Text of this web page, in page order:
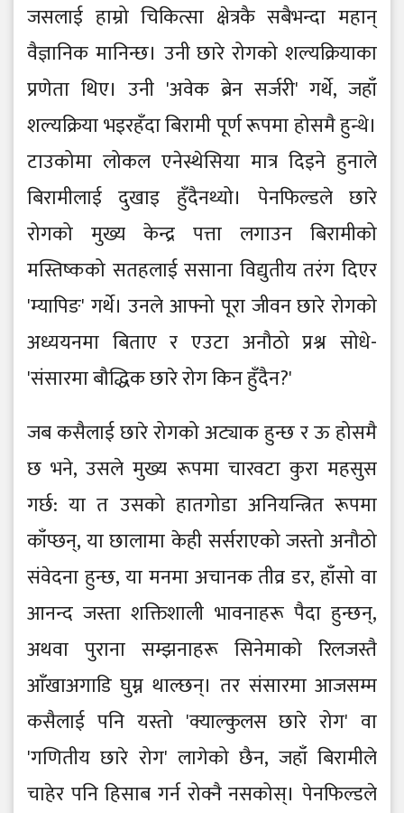
जसलाई हाम्रो चिकित्सा क्षेत्रकै सबैभन्दा महान्
वैज्ञानिक मानिन्छ। उनी छारे रोगको शल्यक्रियाका
प्रणेता थिए। उनी 'अवेक ब्रेन सर्जरी' गर्थे, जहाँ
शल्यक्रिया भइरहँदा बिरामी पूर्ण रूपमा होसमै हुन्थे।
टाउकोमा लोकल एनेस्थेसिया मात्र दिइने हुनाले
बिरामीलाई दुखाइ हुँदैनथ्यो। पेनफिल्डले छारे
रोगको मुख्य केन्द्र पत्ता लगाउन बिरामीको
मस्तिष्कको सतहलाई ससाना विद्युतीय तरंग दिएर
'म्यापिङ' गर्थे। उनले आफ्नो पूरा जीवन छारे रोगको
अध्ययनमा बिताए र एउटा अनौठो प्रश्न सोधे-
'संसारमा बौद्धिक छारे रोग किन हुँदैन?'
जब कसैलाई छारे रोगको अट्याक हुन्छ र ऊ होसमै
छ भने, उसले मुख्य रूपमा चारवटा कुरा महसुस
गर्छ: या त उसको हातगोडा अनियन्त्रित रूपमा
काँप्छन्, या छालामा केही सर्सराएको जस्तो अनौठो
संवेदना हुन्छ, या मनमा अचानक तीव्र डर, हाँसो वा
आनन्द जस्ता शक्तिशाली भावनाहरू पैदा हुन्छन्,
अथवा पुराना सम्झनाहरू सिनेमाको रिलजस्तै
आँखाअगाडि घुम्न थाल्छन्। तर संसारमा आजसम्म
कसैलाई पनि यस्तो 'क्याल्कुलस छारे रोग' वा
'गणितीय छारे रोग' लागेको छैन, जहाँ बिरामीले
चाहेर पनि हिसाब गर्न रोक्नै नसकोस्। पेनफिल्डले